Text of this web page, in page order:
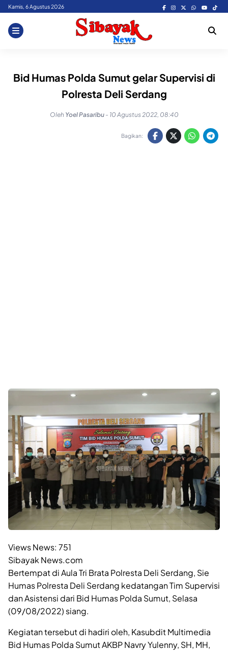
Skip
content
Kamis, 6 Agustus 2026
Bid Humas Polda Sumut gelar Supervisi di
Polresta Deli Serdang
Oleh Yoel Pasaribu - 10 Agustus 2022, 08:40
Bagikan:
Views News: 751
Sibayak News.com
Bertempat di Aula Tri Brata Polresta Deli Serdang, Sie
Humas Polresta Deli Serdang kedatangan Tim Supervisi
dan Asistensi dari Bid Humas Polda Sumut, Selasa
(09/08/2022) siang.
Kegiatan tersebut di hadiri oleh, Kasubdit Multimedia
Bid Humas Polda Sumut AKBP Navry Yulenny, SH, MH,